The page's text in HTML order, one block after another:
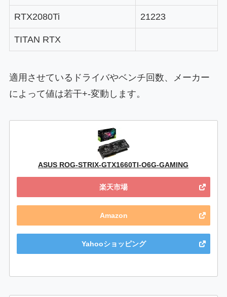
RTX2080Ti 21223
TITAN RTX
適用させているドライバやベンチ回数、メーカー
によって値は若干+-変動します。
ASUS ROG-STRIX-GTX1660TI-O6G-GAMING
楽天市場
Amazon
Yahooショッピング